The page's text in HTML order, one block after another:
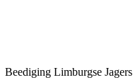
Beediging Limburgse Jagers